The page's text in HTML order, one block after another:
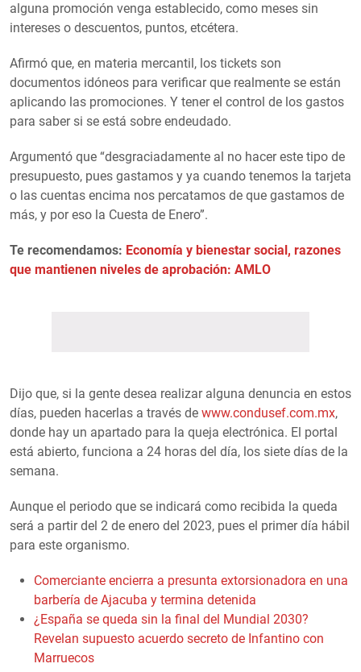
alguna promoción venga establecido, como meses sin
intereses o descuentos, puntos, etcétera.
Afirmó que, en materia mercantil, los tickets son
documentos idóneos para verificar que realmente se están
aplicando las promociones. Y tener el control de los gastos
para saber si se está sobre endeudado.
Argumentó que “desgraciadamente al no hacer este tipo de
presupuesto, pues gastamos y ya cuando tenemos la tarjeta
o las cuentas encima nos percatamos de que gastamos de
más, y por eso la Cuesta de Enero”.
Te recomendamos: Economía y bienestar social, razones
que mantienen niveles de aprobación: AMLO
Dijo que, si la gente desea realizar alguna denuncia en estos
días, pueden hacerlas a través de www.condusef.com.mx,
donde hay un apartado para la queja electrónica. El portal
está abierto, funciona a 24 horas del día, los siete días de la
semana.
Aunque el periodo que se indicará como recibida la queda
será a partir del 2 de enero del 2023, pues el primer día hábil
para este organismo.
Comerciante encierra a presunta extorsionadora en una
barbería de Ajacuba y termina detenida
¿España se queda sin la final del Mundial 2030?
Revelan supuesto acuerdo secreto de Infantino con
Marruecos